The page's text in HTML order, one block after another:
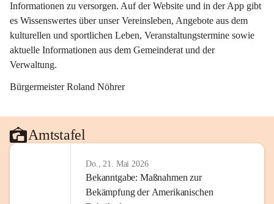
Informationen zu versorgen. Auf der Website und in der App gibt
es Wissenswertes über unser Vereinsleben, Angebote aus dem
kulturellen und sportlichen Leben, Veranstaltungstermine sowie
aktuelle Informationen aus dem Gemeinderat und der
Verwaltung.
Bürgermeister Roland Nöhrer
Amtstafel
Do., 21. Mai 2026
Bekanntgabe: Maßnahmen zur
Bekämpfung der Amerikanischen